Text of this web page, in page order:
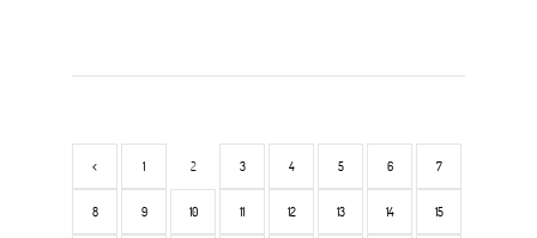
1 2 3 4 5 6 7
8 9 10 11 12 13 14 15